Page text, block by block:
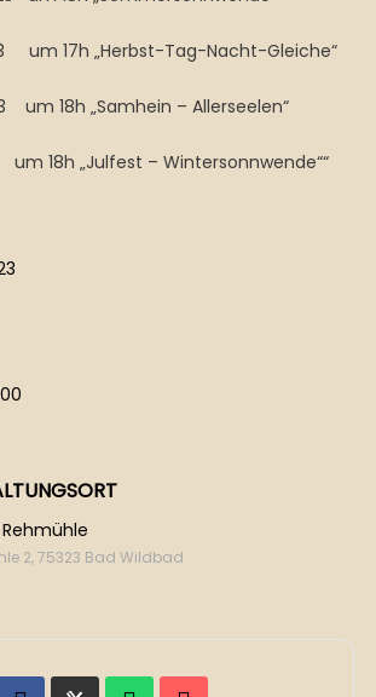
um 17h „Herbst-Tag-Nacht-Gleiche“
um 18h „Samhein – Allerseelen“
um 18h „Julfest – Wintersonnwende““
2, 75323 Bad Wildbad